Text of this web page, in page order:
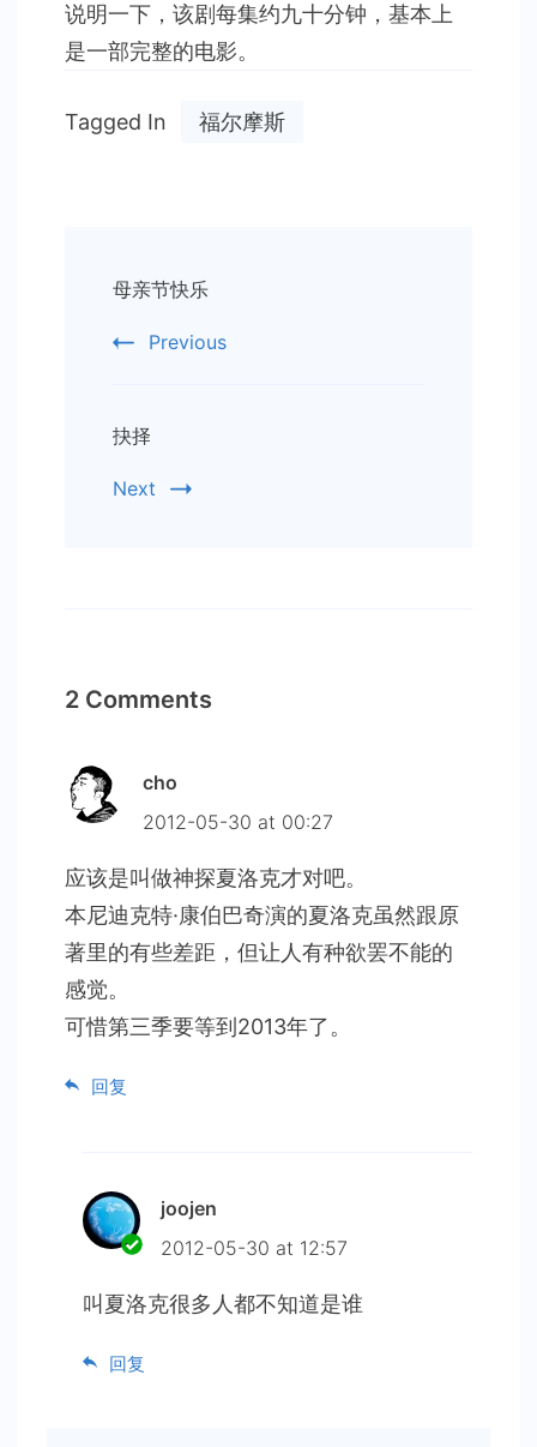
说明一下，该剧每集约九十分钟，基本上
是一部完整的电影。
Tagged In 福尔摩斯
Navigation
母亲节快乐
Previous
抉择
Next
2 Comments
cho
2012-05-30 at 00:27
应该是叫做神探夏洛克才对吧。
本尼迪克特·康伯巴奇演的夏洛克虽然跟原
著里的有些差距，但让人有种欲罢不能的
感觉。
可惜第三季要等到2013年了。
回复
joojen
2012-05-30 at 12:57
叫夏洛克很多人都不知道是谁
回复